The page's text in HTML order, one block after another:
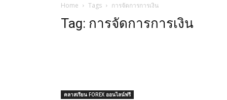
Home Tags การจัดการการเงิน
Tag: การจัดการการเงิน
คลาสเรียน FOREX ออนไลน์ฟรี